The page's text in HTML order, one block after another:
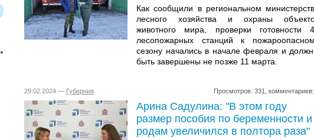
Как сообщили в региональном
лесного хозяйства и охраны
животного мира, проверки готовности
лесопожарных станций к
сезону начались в начале февраля и
быть завершены не позже 11 марта.
29.02.2024 — Губерния Просмотров: 331,
Арина Садулина: "В этом году
размер пособия по беременности и
родам увеличился в полтора раза"